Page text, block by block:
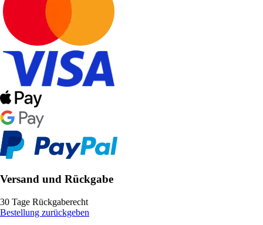
Versand und Rückgabe
30 Tage Rückgaberecht
Bestellung zurückgeben